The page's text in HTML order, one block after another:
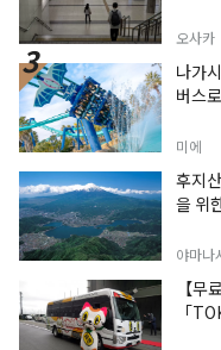
오사카
나가
버스
미에
후지
을 위
야마나
【무
「